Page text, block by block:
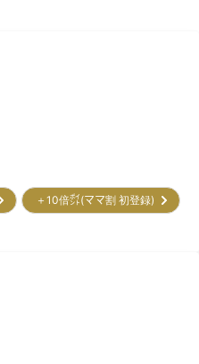
＋10倍㌽(ママ割 初登録)